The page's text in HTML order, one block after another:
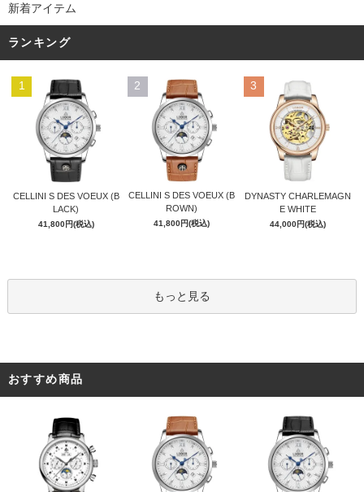
新着アイテム
ランキング
1
CELLINI S DES VOEUX (B
LACK)
41,800円(税込)
2
CELLINI S DES VOEUX (B
ROWN)
41,800円(税込)
3
DYNASTY CHARLEMAGN
E WHITE
44,000円(税込)
もっと見る
おすすめ商品